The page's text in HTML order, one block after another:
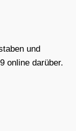
und
online darüber.